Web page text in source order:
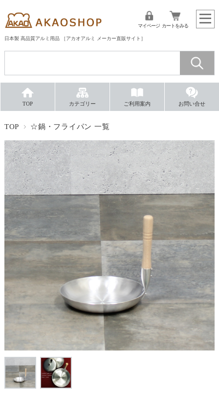
日本製 高品質アルミ用品 ［アカオアルミ メーカー直販サイト］
マイページ カートをみる
TOP カテゴリー ご利用案内 お問い合せ
TOP ☆鍋・フライパン 一覧